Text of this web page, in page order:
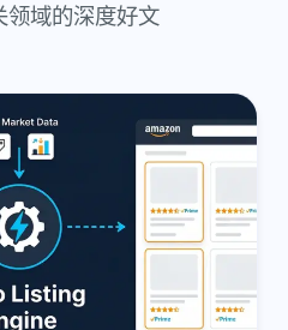
领域的深度好文